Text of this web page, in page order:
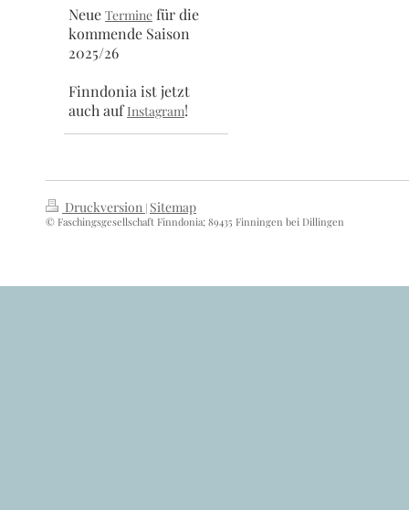
Neue Termine für die
kommende Saison
2025/26
Finndonia ist jetzt
auch aufInstagram!
Druckversion | Sitemap
© Faschingsgesellschaft Finndonia; 89435 Finningen bei Dillingen